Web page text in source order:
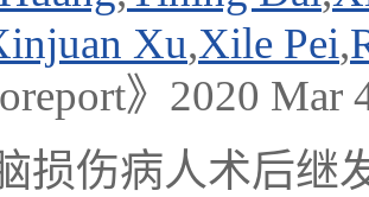
Xu,Xile Pei,
》2020 Mar
损伤病人术后继